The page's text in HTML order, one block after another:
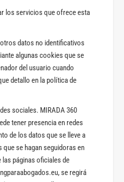
los servicios que ofrece esta
datos no identificativos
algunas cookies que se
del usuario cuando
detallo en la política de
sociales. MIRADA 360
tener presencia en redes
de los datos que se lleve a
que se hagan seguidoras en
las páginas oficiales de
se regirá